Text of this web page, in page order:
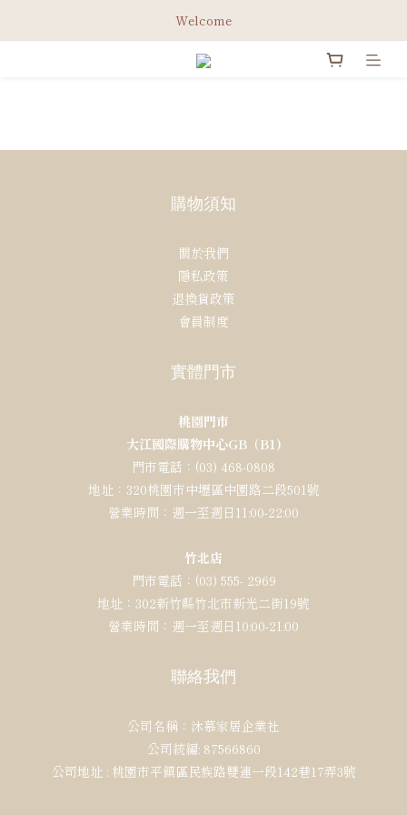
綁定Line官方會員 立即領取免運券✨
Welcome
綁定Line官方會員 立即領取免運券✨
購物須知
關於我們
隱私政策
退換貨政策
會員制度
實體門市
桃園門市
大江國際購物中心GB（B1)
門市電話：(03) 468-0808
地址：320桃園市中壢區中園路二段501號
營業時間：週一至週日11:00-22:00
竹北店
門市電話：(03) 555- 2969
地址：302新竹縣竹北市新光二街19號
營業時間：週一至週日10:00-21:00
聯絡我們
公司名稱：沐慕家居企業社
公司統編: 87566860
公司地址 : 桃園市平鎮區民族路雙連一段142巷17弄3號